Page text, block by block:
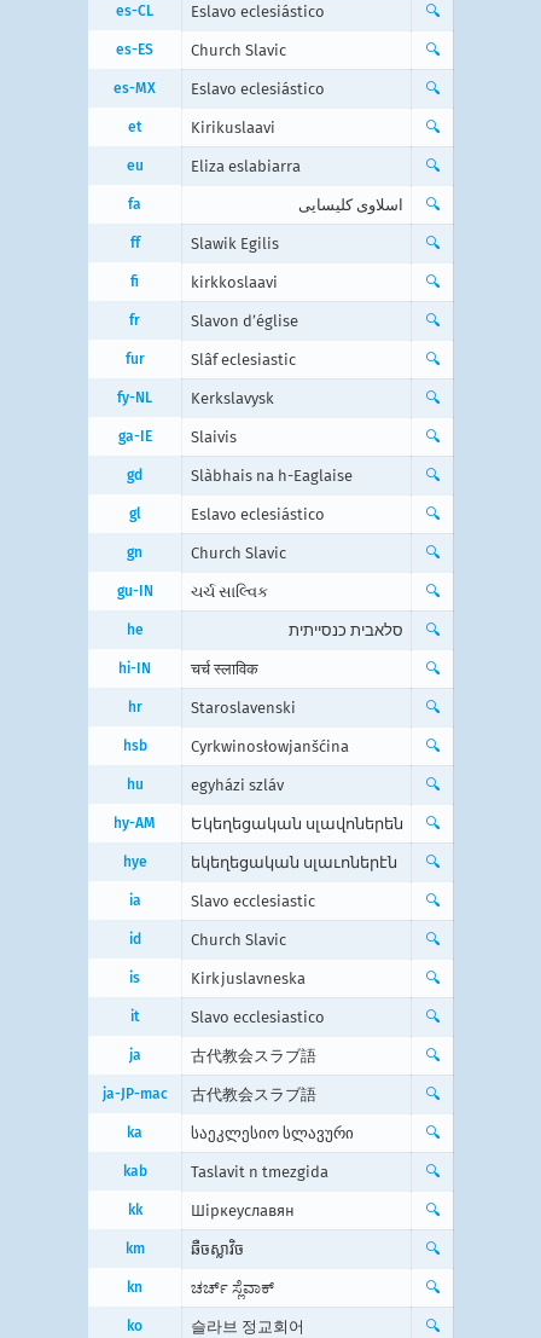
es-CL Eslavo eclesiástico 🔍
es-ES Church Slavic 🔍
es-MX Eslavo eclesiástico 🔍
et Kirikuslaavi 🔍
eu Eliza eslabiarra 🔍
fa اسلاوی کلیسایی 🔍
ff Slawik Egilis 🔍
fi kirkkoslaavi 🔍
fr Slavon d’église 🔍
fur Slâf eclesiastic 🔍
fy-NL Kerkslavysk 🔍
ga-IE Slaivis 🔍
gd Slàbhais na h-Eaglaise 🔍
gl Eslavo eclesiástico 🔍
gn Church Slavic 🔍
gu-IN ચર્ચ સાલ્વિક 🔍
he סלאבית כנסייתית 🔍
hi-IN चर्च स्लाविक 🔍
hr Staroslavenski 🔍
hsb Cyrkwinosłowjanšćina 🔍
hu egyházi szláv 🔍
hy-AM Եկեղեցական սլավոներեն 🔍
hye եկեղեցական սլաւոներէն 🔍
ia Slavo ecclesiastic 🔍
id Church Slavic 🔍
is Kirkjuslavneska 🔍
it Slavo ecclesiastico 🔍
ja 古代教会スラブ語 🔍
ja-JP-mac 古代教会スラブ語 🔍
ka საეკლესიო სლავური 🔍
kab Taslavit n tmezgida 🔍
kk Шіркеуславян 🔍
km ឆឺចស្លាវិច 🔍
kn ಚರ್ಚ್ ಸ್ಲೆವಾಕ್ 🔍
ko 슬라브 정교회어 🔍